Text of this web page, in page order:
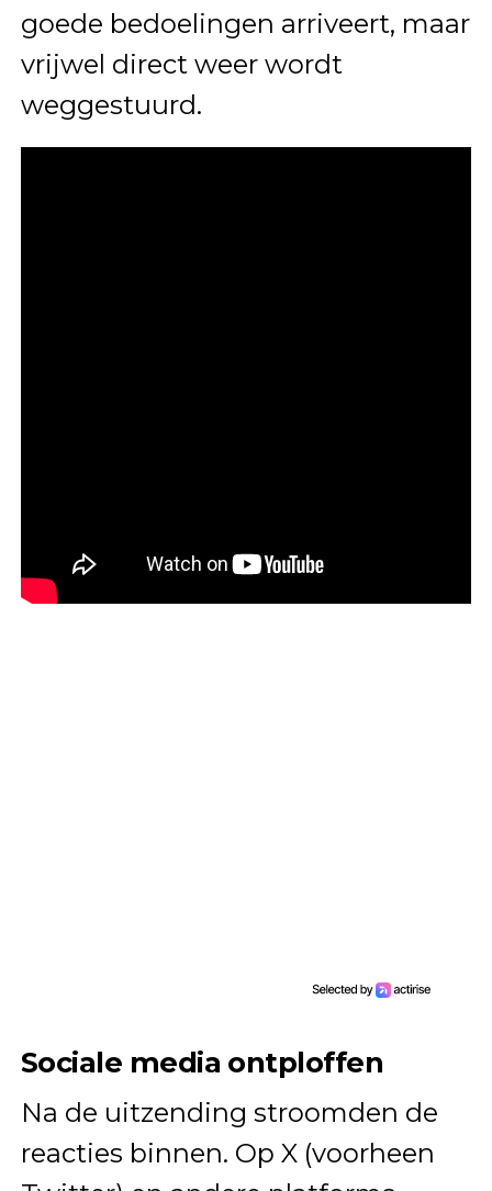
goede bedoelingen arriveert, maar
vrijwel direct weer wordt
weggestuurd.
Sociale media ontploffen
Na de uitzending stroomden de
reacties binnen. Op X (voorheen